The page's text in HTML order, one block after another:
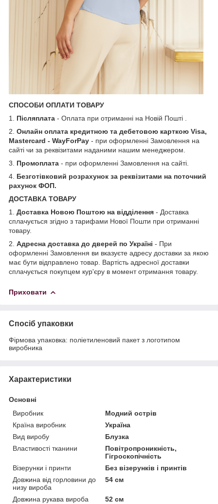
СПОСОБИ ОПЛАТИ ТОВАРУ
1. Післяплата - Оплата при отриманні на Новій Пошті .
2. Онлайн оплата кредитною та дебетовою карткою Visa,
Mastercard - WayForPay - при оформленні Замовлення на
сайті чи за реквізитами наданими нашим менеджером.
3. Промоплата - при оформленні Замовлення на сайті.
4. Безготівковий розрахунок за реквізитами на поточний
рахунок ФОП.
ДОСТАВКА ТОВАРУ
1.
Доставка Новою Поштою на відділення - Доставка
сплачується згідно з тарифами Нової Пошти при отриманні
товару.
2. Адресна доставка до дверей по Україні - При
оформленні Замовлення ви вказуєте адресу доставки за якою
має бути відправлено товар. Вартість адресної доставки
сплачується покупцем кур'єру в момент отримання товару.
Приховати
Спосіб упаковки
Фірмова упаковка: поліетиленовий пакет з логотипом
виробника
Характеристики
Основні
Виробник
Модний острів
Країна виробник
Україна
Вид виробу
Блузка
Властивості тканини
Повітропроникність,
Гігроскопічність
Візерунки і принти
Без візерунків і принтів
Довжина від горловини до
низу вироба
54 см
Довжина рукава вироба
52 см